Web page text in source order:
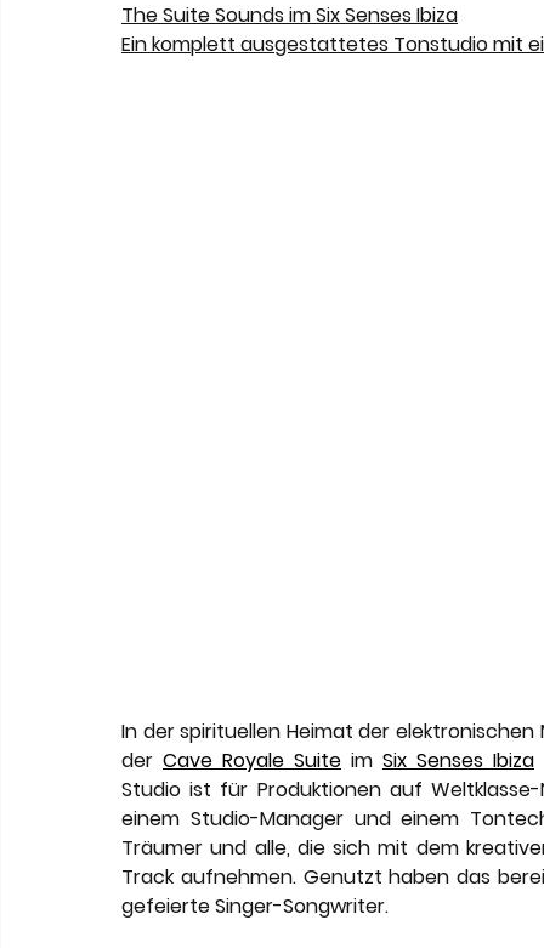
The Suite Sounds im Six Senses Ibiza
Ein komplett ausgestattetes Tonstudio mit
In der spirituellen Heimat der
der Cave Royale Suite im Six Senses Ibiza
Studio ist für Produktionen auf
einem Studio-Manager und einem
Träumer und alle, die sich mit dem
Track aufnehmen. Genutzt haben das
gefeierte Singer-Songwriter.